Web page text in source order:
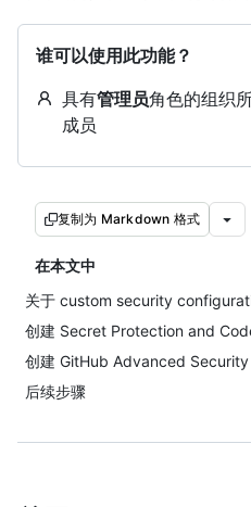
谁可以使用此功能？
具有管理员角色的组织
成员
复制为 Markdown 格式
在本文中
关于 custom security
创建 Secret Protection and
创建 GitHub Advanced Security
后续步骤